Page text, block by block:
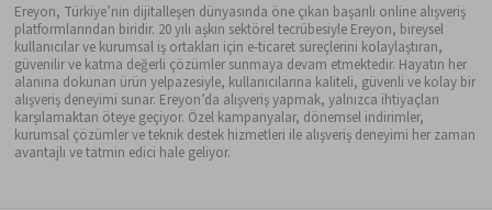
Ereyon, Türkiye’nin dijitalleşen dünyasında öne çıkan başarılı online alışveriş
platformlarından biridir. 20 yılı aşkın sektörel tecrübesiyle Ereyon, bireysel
kullanıcılar ve kurumsal iş ortakları için e-ticaret süreçlerini kolaylaştıran,
güvenilir ve katma değerli çözümler sunmaya devam etmektedir. Hayatın her
alanına dokunan ürün yelpazesiyle, kullanıcılarına kaliteli, güvenli ve kolay bir
alışveriş deneyimi sunar. Ereyon’da alışveriş yapmak, yalnızca ihtiyaçları
karşılamaktan öteye geçiyor. Özel kampanyalar, dönemsel indirimler,
kurumsal çözümler ve teknik destek hizmetleri ile alışveriş deneyimi her zaman
avantajlı ve tatmin edici hale geliyor.